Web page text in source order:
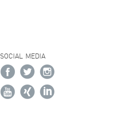
SOCIAL MEDIA